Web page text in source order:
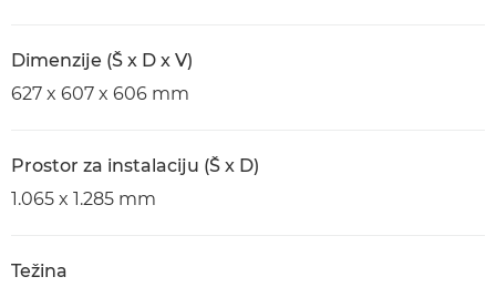
Dimenzije (Š x D x V)
627 x 607 x 606 mm
Prostor za instalaciju (Š x D)
1.065 x 1.285 mm
Težina